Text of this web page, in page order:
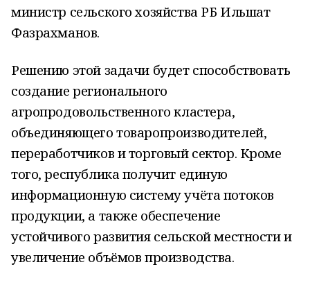
министр сельского хозяйства РБ Ильшат
Фазрахманов.
Решению этой задачи будет способствовать
создание регионального
агропродовольственного кластера,
объединяющего товаропроизводителей,
переработчиков и торговый сектор. Кроме
того, республика получит единую
информационную систему учёта потоков
продукции, а также обеспечение
устойчивого развития сельской местности и
увеличение объёмов производства.